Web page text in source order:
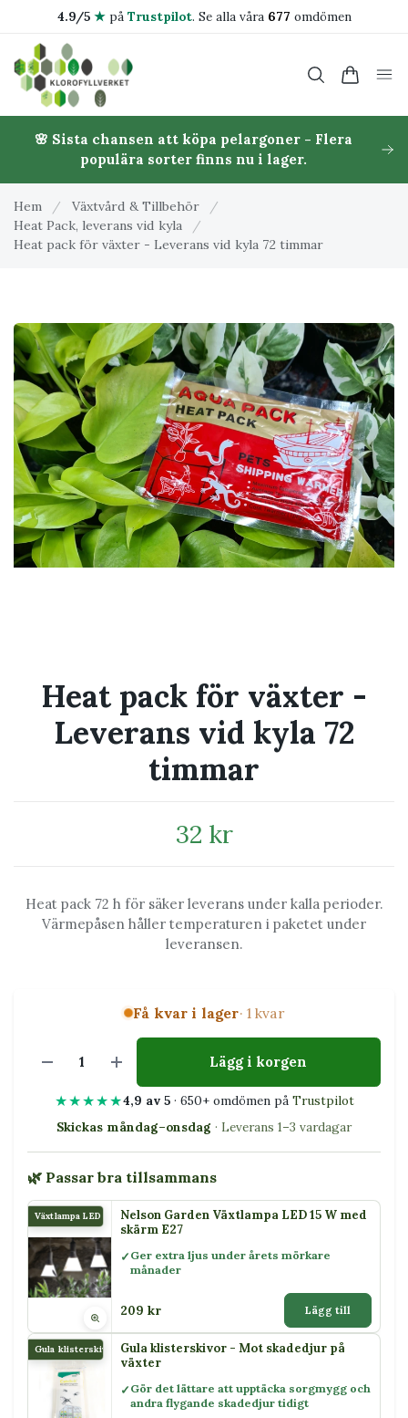
4.9/5 ★på Trustpilot. Se alla våra 677 omdömen
🌸 Sista chansen att köpa pelargoner - Flera
populära sorter finns nu i lager.
Hem / Växtvård & Tillbehör
/
Heat Pack, leverans vid kyla
/
Heat pack för växter - Leverans vid kyla 72 timmar
Heat pack för växter -
Leverans vid kyla 72
timmar
32 kr
Heat pack 72 h för säker leverans under kalla perioder.
Värmepåsen håller temperaturen i paketet under
leveransen.
Få kvar i lager· 1 kvar
Lägg i korgen
★★★★★4,9 av 5· 650+ omdömen på Trustpilot
Skickas måndag–onsdag · Leverans 1–3 vardagar
🌿 Passar bra tillsammans
Växtlampa LED 15 WNelson Garden Växtlampa LED 15 W med
skärm E27
Ger extra ljus under årets mörkare
månader
209 kr Lägg till
Gula klisterskivor
Gula klisterskivor - Mot skadedjur på
växter
Gör det lättare att upptäcka sorgmygg och
andra flygande skadedjur tidigt